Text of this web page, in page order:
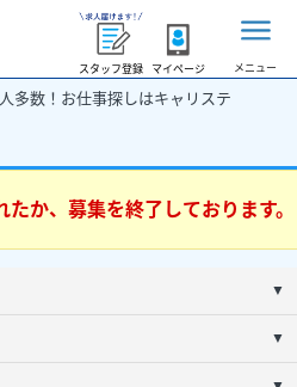
スタッフ登録 マイページ メニュー
多数！お仕事探しはキャリステ
か、募集を終了しております。
▼
▼